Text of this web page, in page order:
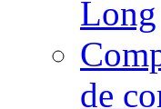
Long
de